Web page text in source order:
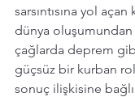
sarsıntısına yol
dünya oluşumundan
çağlarda deprem
güçsüz bir kurban
sonuç ilişkisine